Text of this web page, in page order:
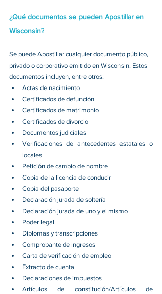
¿Qué documentos se pueden Apostillar en
Wisconsin?
Se puede Apostillar cualquier documento público,
privado o corporativo emitido en Wisconsin. Estos
documentos incluyen, entre otros:
Actas de nacimiento
Certificados de defunción
Certificados de matrimonio
Certificados de divorcio
Documentos judiciales
Verificaciones de antecedentes estatales o
locales
Petición de cambio de nombre
Copia de la licencia de conducir
Copia del pasaporte
Declaración jurada de soltería
Declaración jurada de uno y el mismo
Poder legal
Diplomas y transcripciones
Comprobante de ingresos
Carta de verificación de empleo
Extracto de cuenta
Declaraciones de impuestos
Artículos de constitución/Artículos de